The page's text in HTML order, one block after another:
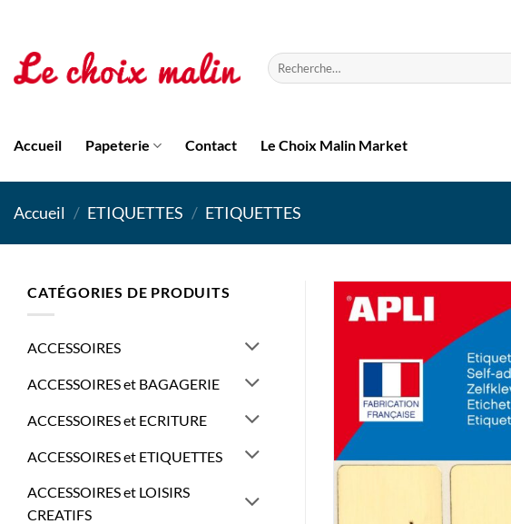
contenu
Recherche
pour :
Accueil Papeterie Contact Le Choix Malin Market
Accueil / ETIQUETTES / ETIQUETTES
CATÉGORIES DE PRODUITS
ACCESSOIRES
ACCESSOIRES et BAGAGERIE
ACCESSOIRES et ECRITURE
ACCESSOIRES et ETIQUETTES
ACCESSOIRES et LOISIRS
CREATIFS